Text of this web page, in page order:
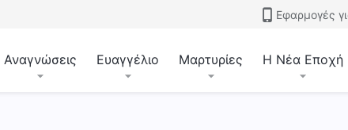
Εφαρμογές
Αναγνώσεις Ευαγγέλιο Μαρτυρίες Η Νέα Εποχή